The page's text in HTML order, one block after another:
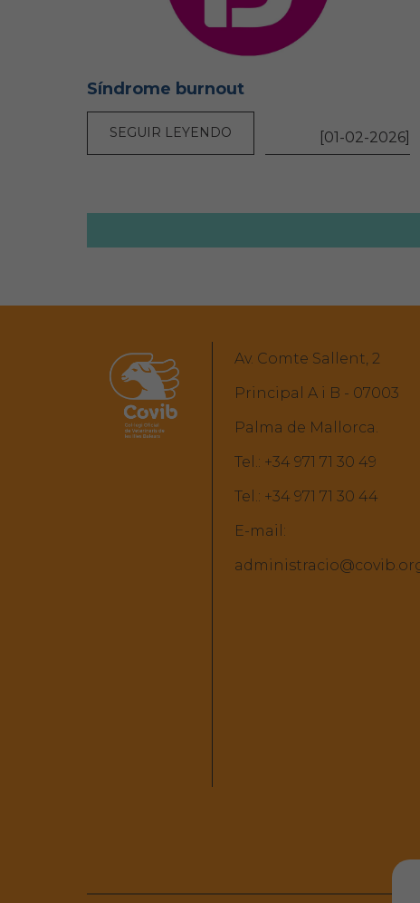
Síndrome burnout
SEGUIR LEYENDO [01-02-2026]
Av. Comte Sallent, 2
Principal A i B - 07003
Palma de Mallorca.
Tel.: +34 971 71 30 49
Tel.: +34 971 71 30 44
E-mail: